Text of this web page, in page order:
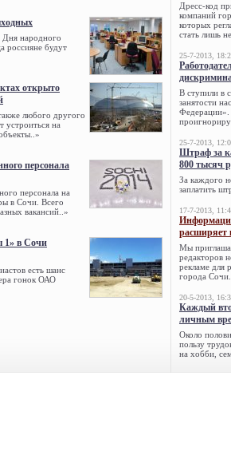
Дня народного
россияне будут
открыто
любого другого
устроиться на
персонала
персонала на
в Сочи. Всего
вакансий..»
1» в Сочи
есть шанс
гонок ОАО
Дресс-код
компаний
которых
стать лишь
25-7-2013,
В ступили в
занятости
Федерации».
25-7-2013,
Штраф за
800 тысяч
За каждого
заплатить
17-7-2013,
расширяет
Мы
редакторов
рекламе для
города
20-5-2013,
Каждый
личным
Около
пользу
на хобби,